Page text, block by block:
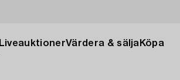
LiveauktionerVärdera & sälja Köpa